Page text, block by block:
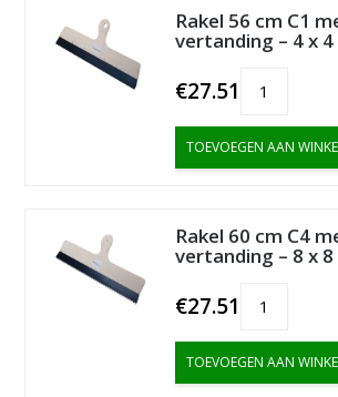
Rakel 56 cm C1
vertanding – 4 x
€27.51
TOEVOEGEN AAN
Rakel 60 cm C4
vertanding – 8 x
€27.51
TOEVOEGEN AAN